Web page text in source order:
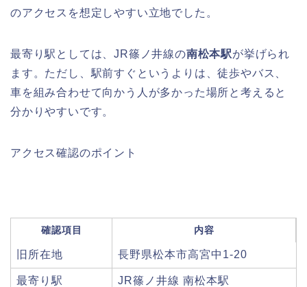
のアクセスを想定しやすい立地でした。
最寄り駅としては、JR篠ノ井線の南松本駅が挙げられ
ます。ただし、駅前すぐというよりは、徒歩やバス、
車を組み合わせて向かう人が多かった場所と考えると
分かりやすいです。
アクセス確認のポイント
確認項目 内容
旧所在地 長野県松本市高宮中1-20
最寄り駅 JR篠ノ井線 南松本駅